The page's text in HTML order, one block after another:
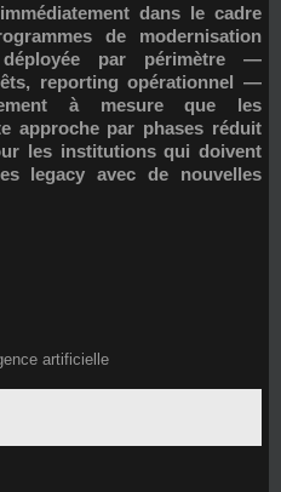
dans le cadre
de modernisation
par périmètre —
reporting opérationnel —
à mesure que les
approche par phases réduit
les institutions qui doivent
legacy avec de nouvelles
artificielle